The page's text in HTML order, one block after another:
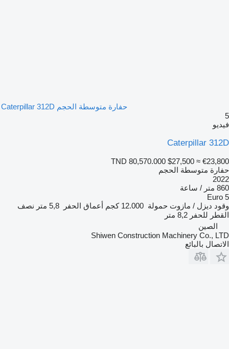
حفارة متوسطة الحجم Caterpillar 312D
Caterpillar
TND 80,570.000 $27,500 ≈
متوسطة الحجم
ساعة
ديزل / مازوت حمولة 12.000 كجم أعماق الحفر 5,8 متر
نصف
للحفر 8,2 متر
الصين
Shiwen Construction Machinery Co.,
بالبائع